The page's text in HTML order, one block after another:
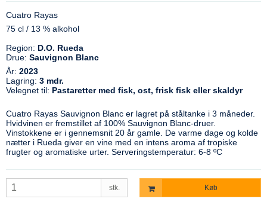
Cuatro Rayas
75 cl / 13 % alkohol
Region: D.O. Rueda
Drue: Sauvignon Blanc
År: 2023
Lagring: 3 mdr.
Velegnet til: Pastaretter med fisk, ost, frisk fisk eller skaldyr
Cuatro Rayas Sauvignon Blanc er lagret på ståltanke i 3 måneder.
Hvidvinen er fremstillet af 100% Sauvignon Blanc-druer.
Vinstokkene er i gennemsnit 20 år gamle. De varme dage og kolde
nætter i Rueda giver en vine med en intens aroma af tropiske
frugter og aromatiske urter. Serveringstemperatur: 6-8 ºC
stk. Køb